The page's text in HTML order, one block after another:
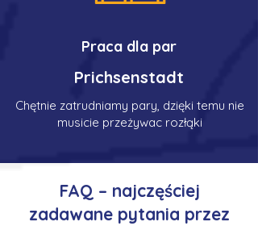
Praca dla par
Prichsenstadt
Chętnie zatrudniamy pary, dzięki temu nie
musicie przeżywac rozłąki
FAQ – najczęściej
zadawane pytania przez